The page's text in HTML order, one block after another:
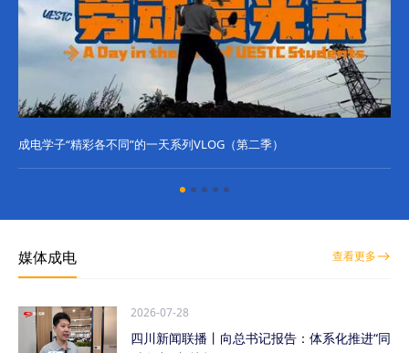
成电学子“精彩各不同”的一天系列VLOG（第二季）
媒体成电 查看更多
2026-07-28
四川新闻联播丨向总书记报告：体系化推进“同